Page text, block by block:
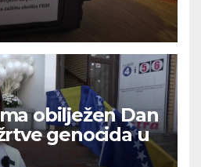
obilježen Dan
genocida u